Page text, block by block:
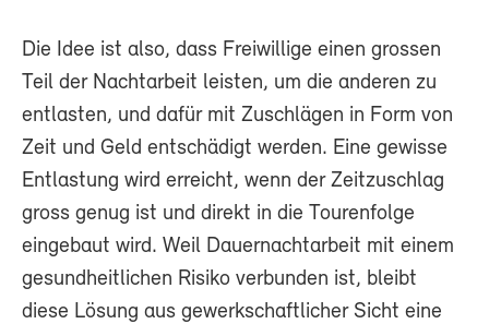
Die Idee ist also, dass Freiwillige einen grossen
Teil der Nachtarbeit leisten, um die anderen zu
entlasten, und dafür mit Zuschlägen in Form von
Zeit und Geld entschädigt werden. Eine gewisse
Entlastung wird erreicht, wenn der Zeitzuschlag
gross genug ist und direkt in die Tourenfolge
eingebaut wird. Weil Dauernachtarbeit mit einem
gesundheitlichen Risiko verbunden ist, bleibt
diese Lösung aus gewerkschaftlicher Sicht eine